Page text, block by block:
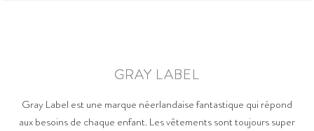
GRAY LABEL
Gray Label est une marque néerlandaise fantastique qui répond
aux besoins de chaque enfant. Les vêtements sont toujours super